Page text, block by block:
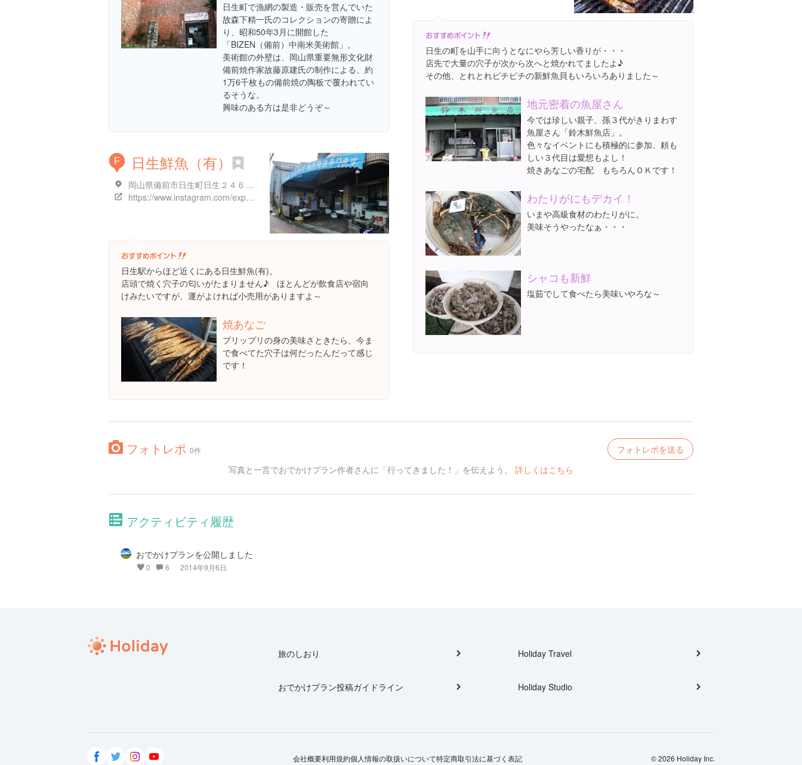
日生町で漁網の製造・販売を営んでいた
故森下精一氏のコレクションの寄贈によ
り、昭和50年3月に開館した
「BIZEN（備前）中南米美術館」。
美術館の外壁は、岡山県重要無形文化財
備前焼作家故藤原建氏の制作による、約
1万6千枚もの備前焼の陶板で覆われてい
るそうな。
興味のある方は是非どうぞ～
日生の町を山手に向うとなにやら芳しい香りが・・・
店先で大量の穴子が次から次へと焼かれてましたよ♪
その他、とれとれピチピチの新鮮魚貝もいろいろありました～
地元密着の魚屋さん
今では珍しい親子、孫３代がきりまわす
魚屋さん「鈴木鮮魚店」。
色々なイベントにも積極的に参加、頼も
しい３代目は愛想もよし！
焼きあなごの宅配 もちろんＯＫです！
わたりがにもデカイ！
いまや高級食材のわたりがに。
美味そうやったなぁ・・・
シャコも新鮮
塩茹でして食べたら美味いやろな～
F 日生鮮魚（有）
岡山県備前市日生町日生２４６-８１
https://www.instagram.com/explore/locations/1889666124642003
日生駅からほど近くにある日生鮮魚(有)。
店頭で焼く穴子の匂いがたまりません♪ ほとんどが飲食店や宿向
けみたいですが、運がよければ小売用がありますよ～
焼あなご
プリップリの身の美味さときたら、今ま
で食べてた穴子は何だったんだって感じ
です！
フォトレポ 0件
フォトレポを送る
写真と一言でおでかけプラン作者さんに「行ってきました！」を伝えよう。 詳しくはこちら
アクティビティ履歴
おでかけプランを公開しました
0 6 2014年9月6日
旅のしおり
おでかけプラン投稿ガイドライン
Holiday Travel
Holiday Studio
会社概要利用規約個人情報の取扱いについて特定商取引法に基づく表記 © 2026 Holiday Inc.